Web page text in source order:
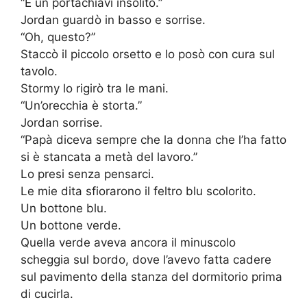
“È un portachiavi insolito.”
Jordan guardò in basso e sorrise.
“Oh, questo?”
Staccò il piccolo orsetto e lo posò con cura sul
tavolo.
Stormy lo rigirò tra le mani.
“Un’orecchia è storta.”
Jordan sorrise.
“Papà diceva sempre che la donna che l’ha fatto
si è stancata a metà del lavoro.”
Lo presi senza pensarci.
Le mie dita sfiorarono il feltro blu scolorito.
Un bottone blu.
Un bottone verde.
Quella verde aveva ancora il minuscolo
scheggia sul bordo, dove l’avevo fatta cadere
sul pavimento della stanza del dormitorio prima
di cucirla.